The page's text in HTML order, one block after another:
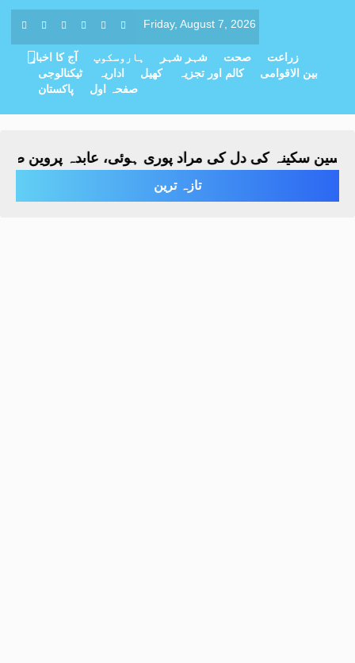
Friday, August 7, 2026
آج کا اخبار ہاروسکوپ شہر شہر صحت
زراعت
ٹیکنالوجی
اداریہ کھیل کالم اور تجزیہ
بین الاقوامی
پاکستان
صفحہ اول
سکینہ کی دل کی مراد پوری ہوئی، عابدہ پروین صاحبہ نے
تازہ ترین